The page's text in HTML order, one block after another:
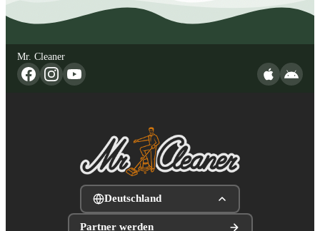
Mr. Cleaner
Deutschland
Partner werden